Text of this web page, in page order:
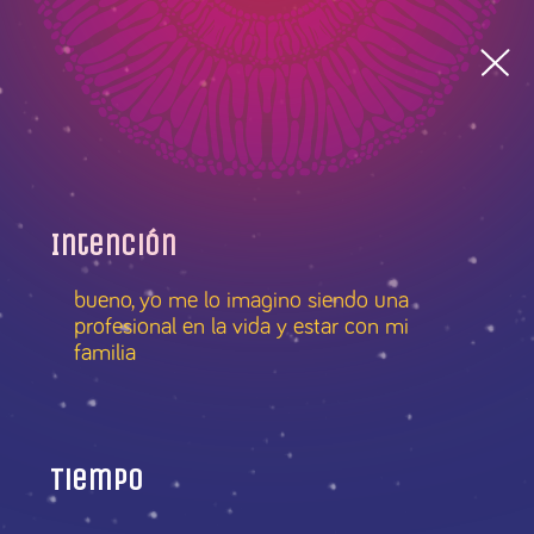
Intención
bueno, yo me lo imagino siendo una
profesional en la vida y estar con mi
familia
Tiempo